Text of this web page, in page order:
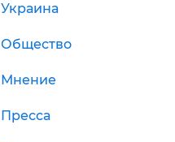
Украина
Общество
Мнение
Пресса